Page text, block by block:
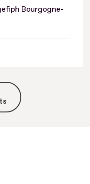
Bourgogne-